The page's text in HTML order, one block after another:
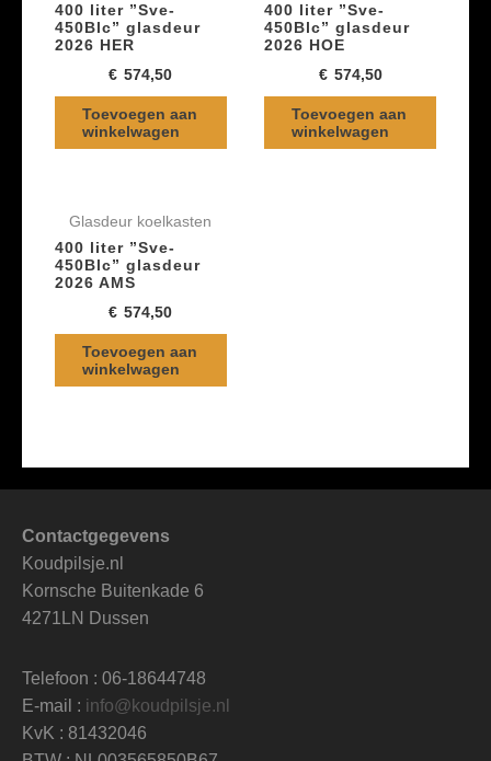
400 liter ”Sve-
450Blc” glasdeur
2026 HER
€ 574,50
Toevoegen aan
winkelwagen
400 liter ”Sve-
450Blc” glasdeur
2026 HOE
€574,50
Toevoegen aan
winkelwagen
Glasdeur koelkasten
400 liter ”Sve-
450Blc” glasdeur
2026 AMS
€ 574,50
Toevoegen aan
winkelwagen
Contactgegevens
Koudpilsje.nl
Kornsche Buitenkade 6
4271LN Dussen
Telefoon : 06-18644748
E-mail : info@koudpilsje.nl
KvK : 81432046